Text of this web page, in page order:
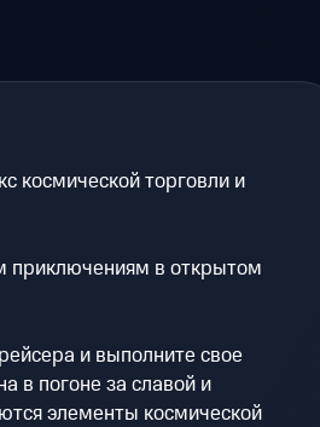
космической торговли и
приключениям в открытом
и выполните свое
в погоне за славой и
элементы космической